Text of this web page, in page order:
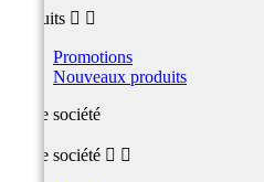
produits  
Promotions
Nouveaux produits
Notre société
Notre société  